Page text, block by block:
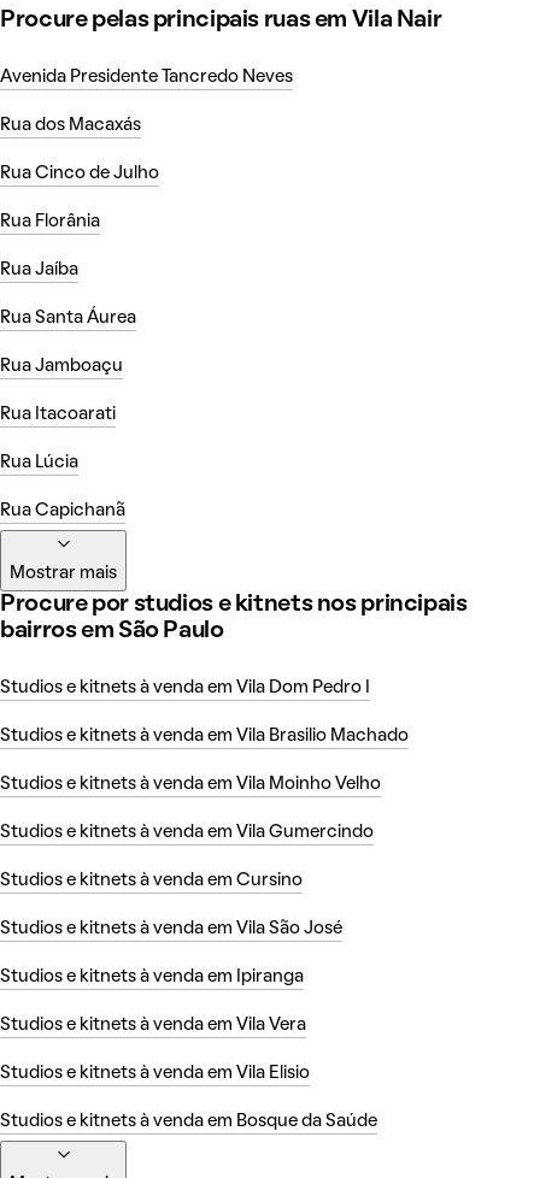
Procure pelas principais ruas em Vila Nair
Avenida Presidente Tancredo Neves
Rua dos Macaxás
Rua Cinco de Julho
Rua Florânia
Rua Jaíba
Rua Santa Áurea
Rua Jamboaçu
Rua Itacoarati
Rua Lúcia
Rua Capichanã
Mostrar mais
Procure por studios e kitnets nos principais
bairros em São Paulo
Studios e kitnets à venda em Vila Dom Pedro I
Studios e kitnets à venda em Vila Brasilio Machado
Studios e kitnets à venda em Vila Moinho Velho
Studios e kitnets à venda em Vila Gumercindo
Studios e kitnets à venda em Cursino
Studios e kitnets à venda em Vila São José
Studios e kitnets à venda em Ipiranga
Studios e kitnets à venda em Vila Vera
Studios e kitnets à venda em Vila Elisio
Studios e kitnets à venda em Bosque da Saúde